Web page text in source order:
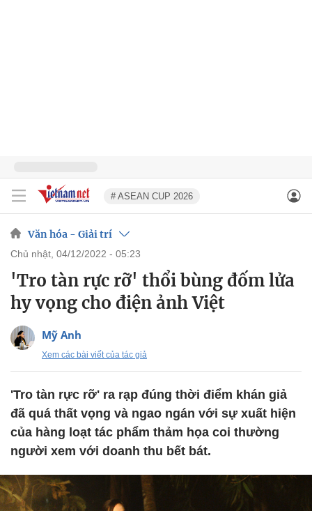
# ASEAN CUP 2026
Văn hóa - Giải trí
chủ nhật, 04/12/2022 - 05:23
'Tro tàn rực rỡ' thổi bùng đốm lửa
hy vọng cho điện ảnh Việt
Mỹ Anh
Xem các bài viết của tác giả
'Tro tàn rực rỡ' ra rạp đúng thời điểm khán giả
đã quá thất vọng và ngao ngán với sự xuất hiện
của hàng loạt tác phẩm thảm họa coi thường
người xem với doanh thu bết bát.